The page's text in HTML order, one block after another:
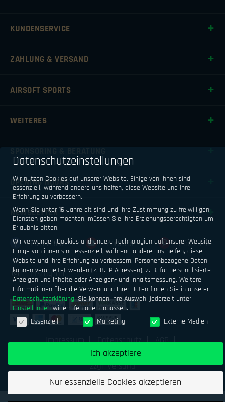
KUNDENSERVICE
ZAHLUNG & VERSAND
AIRSOFT SPORTS
WEITERES
OPENING HOURS
NEWSLETTER
Facebook Youtube Pinterest
Instagram
Impressum Datenschutz
AGB
Geld verdienen mit Airsoftsports
Alle Preise inkl. MwSt.
zzgl. Versand
Datenschutzeinstellungen
Wir nutzen Cookies auf unserer Website. Einige von ihnen sind
essenziell, während andere uns helfen, diese Website und Ihre
Erfahrung zu verbessern.
Wenn Sie unter 16 Jahre alt sind und Ihre Zustimmung zu freiwilligen
Diensten geben möchten, müssen Sie Ihre Erziehungsberechtigten um
Erlaubnis bitten.
Wir verwenden Cookies und andere Technologien auf unserer Website.
Einige von ihnen sind essenziell, während andere uns helfen, diese
Website und Ihre Erfahrung zu verbessern. Personenbezogene Daten
können verarbeitet werden (z. B. IP-Adressen), z. B. für personalisierte
Anzeigen und Inhalte oder Anzeigen- und Inhaltsmessung. Weitere
Informationen über die Verwendung Ihrer Daten finden Sie in unserer
Datenschutzerklärung. Sie können Ihre Auswahl jederzeit unter
Einstellungen widerrufen oder anpassen.
Datenschutzeinstellungen
Essenziell Marketing Externe Medien
Ich akzeptiere
Nur essenzielle Cookies akzeptieren